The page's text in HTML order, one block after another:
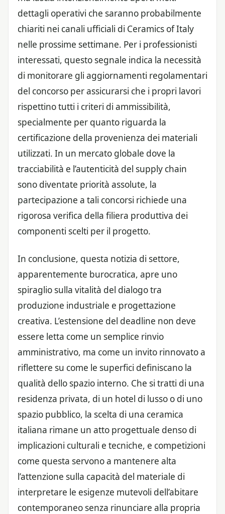
dettagli operativi che saranno probabilmente
chiariti nei canali ufficiali di Ceramics of Italy
nelle prossime settimane. Per i professionisti
interessati, questo segnale indica la necessità
di monitorare gli aggiornamenti regolamentari
del concorso per assicurarsi che i propri lavori
rispettino tutti i criteri di ammissibilità,
specialmente per quanto riguarda la
certificazione della provenienza dei materiali
utilizzati. In un mercato globale dove la
tracciabilità e l’autenticità del supply chain
sono diventate priorità assolute, la
partecipazione a tali concorsi richiede una
rigorosa verifica della filiera produttiva dei
componenti scelti per il progetto.
In conclusione, questa notizia di settore,
apparentemente burocratica, apre uno
spiraglio sulla vitalità del dialogo tra
produzione industriale e progettazione
creativa. L’estensione del deadline non deve
essere letta come un semplice rinvio
amministrativo, ma come un invito rinnovato a
riflettere su come le superfici definiscano la
qualità dello spazio interno. Che si tratti di una
residenza privata, di un hotel di lusso o di uno
spazio pubblico, la scelta di una ceramica
italiana rimane un atto progettuale denso di
implicazioni culturali e tecniche, e competizioni
come questa servono a mantenere alta
l’attenzione sulla capacità del materiale di
interpretare le esigenze mutevoli dell’abitare
contemporaneo senza rinunciare alla propria